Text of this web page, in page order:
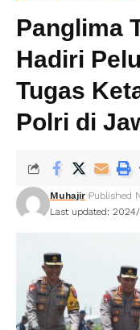
Panglima
Hadiri
Tugas
Polri di
Last updated:
Muhajir Published